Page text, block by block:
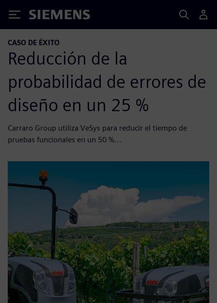
Siemens
CASO DE ÉXITO
Reducción de la
probabilidad de errores de
diseño en un 25 %
Carraro Group utiliza VeSys para reducir el tiempo de
pruebas funcionales en un 50 %...